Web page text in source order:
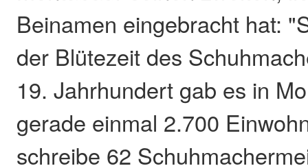
Beinamen eingebracht hat:
der Blütezeit des
19. Jahrhundert gab es in
gerade einmal 2.700
schreibe 62